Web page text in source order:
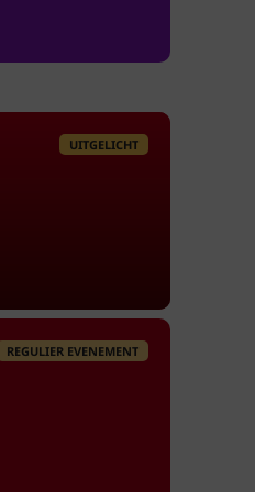
UITGELICHT
REGULIER EVENEMENT